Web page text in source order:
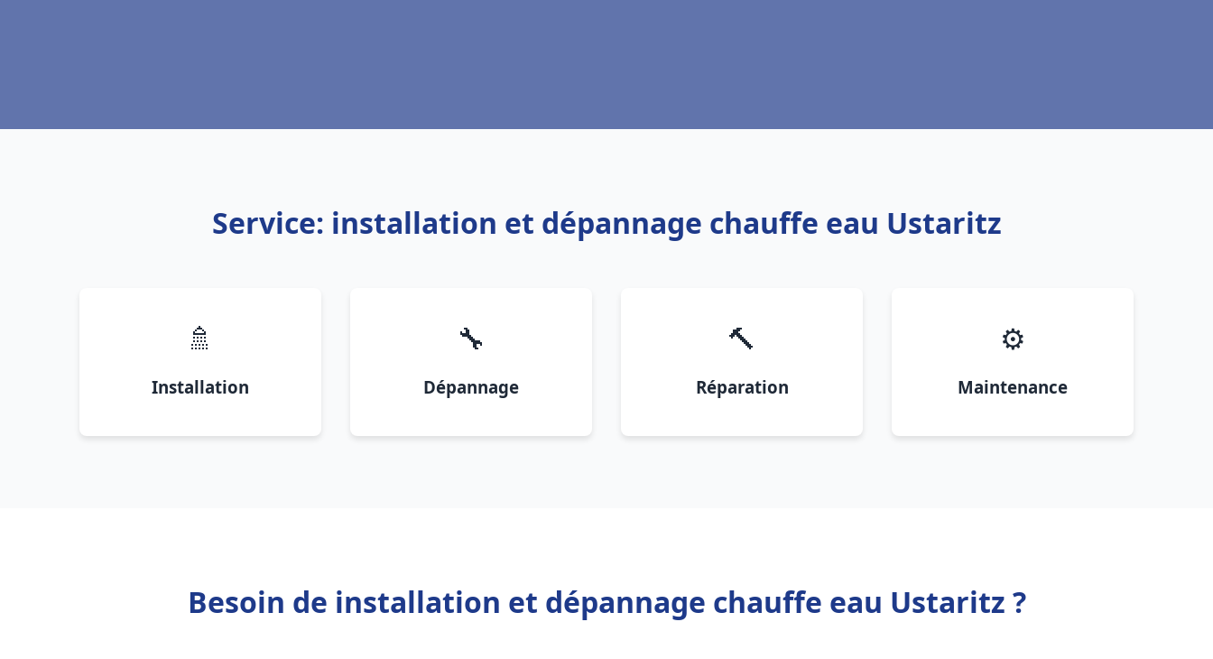
Service: installation et dépannage chauffe eau Ustaritz
🚿
Installation
🔧
Dépannage
🔨
Réparation
⚙️
Maintenance
Besoin de installation et dépannage chauffe eau Ustaritz ?